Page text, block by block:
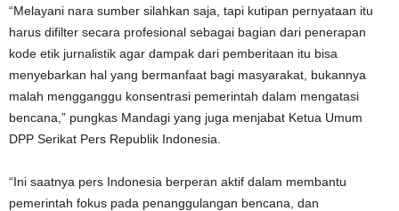
“Melayani nara sumber silahkan saja, tapi kutipan pernyataan itu
harus difilter secara profesional sebagai bagian dari penerapan
kode etik jurnalistik agar dampak dari pemberitaan itu bisa
menyebarkan hal yang bermanfaat bagi masyarakat, bukannya
malah mengganggu konsentrasi pemerintah dalam mengatasi
bencana,” pungkas Mandagi yang juga menjabat Ketua Umum
DPP Serikat Pers Republik Indonesia.
“Ini saatnya pers Indonesia berperan aktif dalam membantu
pemerintah fokus pada penanggulangan bencana, dan